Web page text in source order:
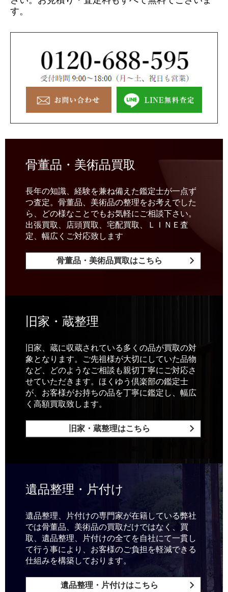
す。
骨董品・美術品買取
長年の知識、経験を兼ね備えた鑑定士が一点ず
つ査定。骨董品、美術品の整理をお考えでした
ら、どの様なことでもお気軽にご相談下さい。
出張買取、店頭買取、宅配買取、ＬＩＮＥ査
定、幅広くご対応致します
骨董品・美術品買取はこちら
旧家・蔵整理
旧家、蔵に収蔵されている多くの品が買取の対
象となります。ご先祖様が大切にしていた品物
など、どのようなご相談も親切丁寧にご対応さ
せていただきます。ほくゆう倶楽部の鑑定士
が、お客様がお持ちの品を丁寧に鑑定し、幅広
く高額買取致します。
旧家・蔵整理はこちら
遺品整理・片付け
遺品整理、片付けの専門家が在籍している弊社
では骨董品、美術品の買取だけではなく、買
取、遺品整理、片付けの全てを自社にて一貫し
て行う事により、お客様のご負担を軽減できる
仕組みを構築しております。
遺品整理・片付けはこちら